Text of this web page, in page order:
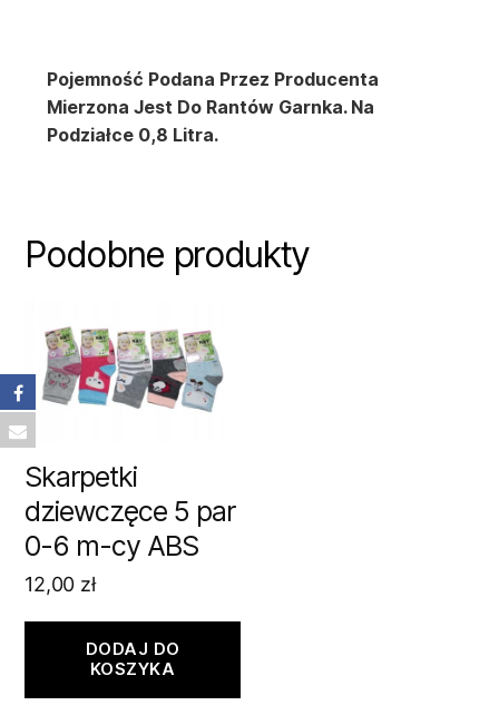
Pojemność Podana Przez Producenta
Mierzona Jest Do Rantów Garnka. Na
Podziałce 0,8 Litra.
Podobne produkty
Skarpetki
dziewczęce 5 par
0-6 m-cy ABS
12,00 zł
DODAJ DO
KOSZYKA